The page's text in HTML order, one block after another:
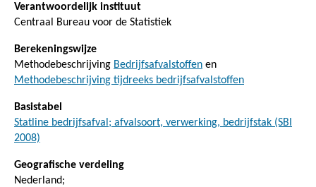
Verantwoordelijk instituut
Centraal Bureau voor de Statistiek
Berekeningswijze
Methodebeschrijving Bedrijfsafvalstoffen en
Methodebeschrijving tijdreeks bedrijfsafvalstoffen
Basistabel
Statline bedrijfsafval; afvalsoort, verwerking, bedrijfstak (SBI
2008)
Geografische verdeling
Nederland;